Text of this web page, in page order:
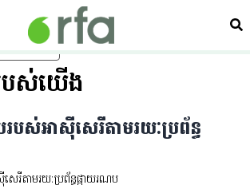
ចម្បង ស្វ
បស់យើង
របស់​អាស៊ីសេរីតាមរយៈ​ប្រព័ន្ធ​
េរីតាមរយៈ​ប្រព័ន្ធ​ផ្កាយ​រណប